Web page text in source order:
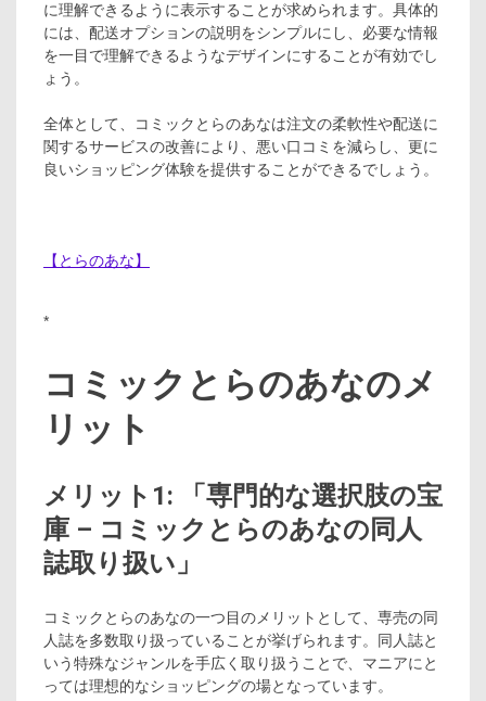
に理解できるように表示することが求められます。具体的
には、配送オプションの説明をシンプルにし、必要な情報
を一目で理解できるようなデザインにすることが有効でし
ょう。
全体として、コミックとらのあなは注文の柔軟性や配送に
関するサービスの改善により、悪い口コミを減らし、更に
良いショッピング体験を提供することができるでしょう。
【とらのあな】
*
コミックとらのあなのメ
リット
メリット1: 「専門的な選択肢の宝
庫 – コミックとらのあなの同人
誌取り扱い」
コミックとらのあなの一つ目のメリットとして、専売の同
人誌を多数取り扱っていることが挙げられます。同人誌と
いう特殊なジャンルを手広く取り扱うことで、マニアにと
っては理想的なショッピングの場となっています。